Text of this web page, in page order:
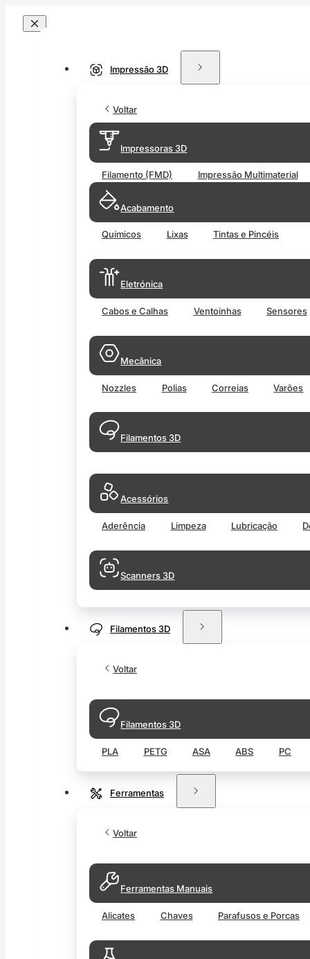
Impressão 3D
Voltar
Impressoras 3D
Filamento (FMD) Impressão Multimaterial
Acabamento
Químicos Lixas Tintas e Pincéis
Eletrónica
Cabos e Calhas Ventoinhas Sensores
Mecânica
Nozzles Polias Correias Varões
Filamentos 3D
Acessórios
Aderência Limpeza Lubricação
Scanners 3D
Filamentos 3D
Voltar
Filamentos 3D
PLA PETG ASA ABS PC
Ferramentas
Voltar
Ferramentas Manuais
Alicates Chaves Parafusos e Porcas